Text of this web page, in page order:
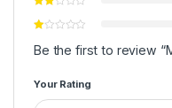
Be the first to review
Your Rating